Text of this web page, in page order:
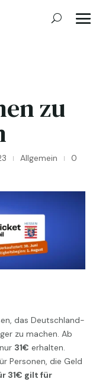
zu
| Allgemein |
0
das Deutschland-
zu machen. Ab
31€ erhalten.
Personen, die Geld
31€ gilt für